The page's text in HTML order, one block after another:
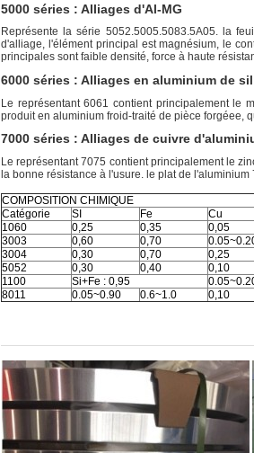
5000 séries : Alliages d'Al-MG
Représente la série 5052.5005.5083.5A05. la
d'alliage, l'élément principal est magnésium, le
principales sont faible densité, force à haute
6000 séries : Alliages en aluminium de
Le représentant 6061 contient principalement le
produit en aluminium froid-traité de pièce forgéee,
7000 séries : Alliages de cuivre
Le représentant 7075 contient principalement le
la bonne résistance à l'usure. le plat de
COMPOSITION CHIMIQUE
Catégorie
SI Fe Cu
1060
0,25 0,35 0,05
3003
0,60 0,70
3004
0,30 0,70 0,25
5052
0,30 0,40 0,10
1100
Si+Fe : 0,95
8011
0.05~0.90 0.6~1.0 0,10